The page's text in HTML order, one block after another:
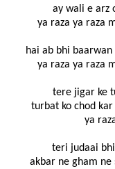
ay wali e arz
ya raza ya raza
hai ab bhi
ya raza ya raza
tere jigar ke
turbat ko chod
ya
teri judaai
akbar ne gham ne